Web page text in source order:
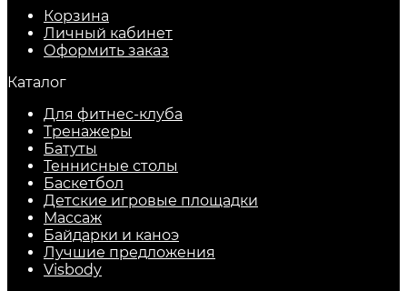
Корзина
Личный кабинет
Оформить заказ
Каталог
Для фитнес-клуба
Тренажеры
Батуты
Теннисные столы
Баскетбол
Детские игровые площадки
Массаж
Байдарки и каноэ
Лучшие предложения
Visbody